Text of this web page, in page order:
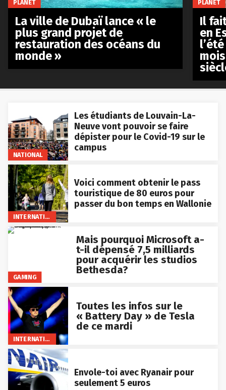
NATIONAL
Les étudiants de Louvain-La-
Neuve vont pouvoir se faire
dépister pour le Covid-19 sur le
campus
INTERNATIONAL
Voici comment obtenir le pass
touristique de 80 euros pour
passer du bon temps en Wallonie
GAMING
Mais pourquoi Microsoft a-
t-il dépensé 7,5 milliards
pour acquérir les studios
Bethesda?
INTERNATIONAL
Toutes les infos sur le
« Battery Day » de Tesla
de ce mardi
Envole-toi avec Ryanair pour
seulement 5 euros
PLANET
La ville de Dubaï lance « le
plus grand projet de
restauration des océans du
monde »
PLANET
Il
en